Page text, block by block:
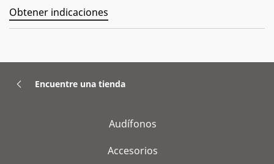
Obtener indicaciones
Encuentre una tienda
Audífonos
Accesorios